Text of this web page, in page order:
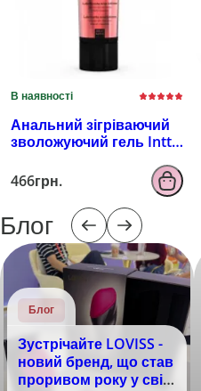
В наявності
Анальний зігріваючий
зволожуючий гель Intt
466грн.
Блог
Блог
Зустрічайте LOVISS -
новий бренд, що став
проривом року у світі